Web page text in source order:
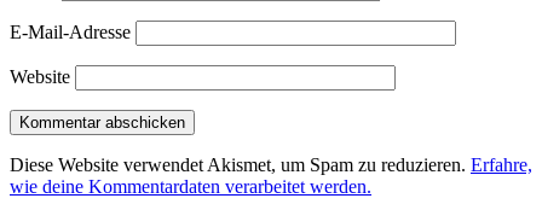
E-Mail-Adresse
Website
Diese Website verwendet Akismet, um Spam zu reduzieren. Erfahre,
wie deine Kommentardaten verarbeitet werden.